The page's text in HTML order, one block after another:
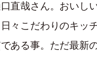
直哉さん。おいし
々こだわりのキッ
ある事。ただ最新